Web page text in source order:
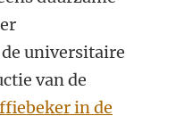
universitaire
van de
in de